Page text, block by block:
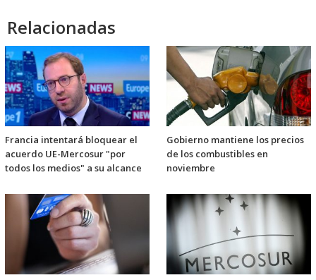
Relacionadas
Francia intentará bloquear el
acuerdo UE-Mercosur "por
todos los medios" a su alcance
Gobierno mantiene los precios
de los combustibles en
noviembre